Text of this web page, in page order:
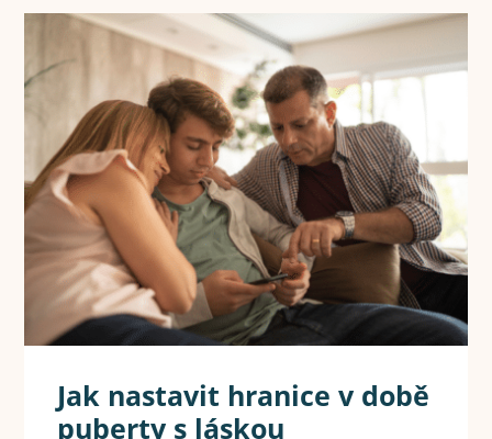
Jak nastavit hranice v době
puberty s láskou